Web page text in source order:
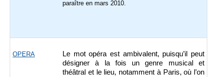
paraître en mars 2010.
OPERA
Le mot opéra est ambivalent, puisqu’il peut
désigner à la fois un genre musical et
théâtral et le lieu, notamment à Paris, où l’on